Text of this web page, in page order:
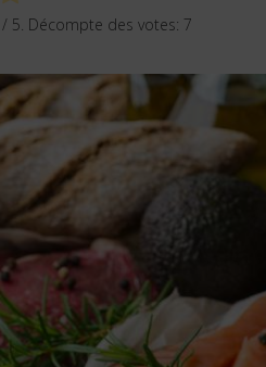
/ 5. Décompte des votes: 7